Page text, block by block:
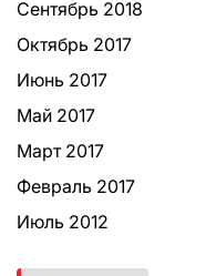
Сентябрь 2018
Октябрь 2017
Июнь 2017
Май 2017
Март 2017
Февраль 2017
Июль 2012